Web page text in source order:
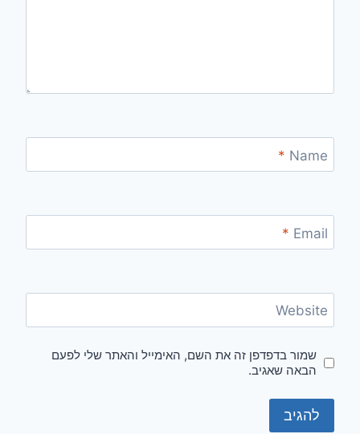
Name
*
Email
*
Website
שמור בדפדפן זה את השם, האימייל והאתר שלי לפעם
הבאה שאגיב.